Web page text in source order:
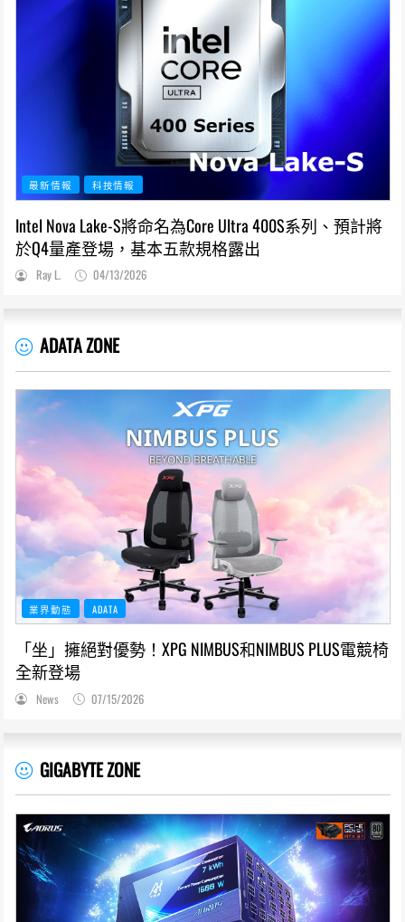
最新情報 科技情報
Intel Nova Lake-S將命名為Core Ultra 400S系列、預計將
於Q4量產登場，基本五款規格露出
Ray L. 04/13/2026
ADATA ZONE
業界動態 ADATA
「坐」擁絕對優勢！XPG NIMBUS和NIMBUS PLUS電競椅
全新登場
News 07/15/2026
GIGABYTE ZONE